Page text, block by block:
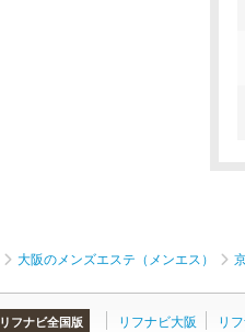
大阪のメンズエステ（メンエス）
リフナビ全国版 リフナビ大阪 リ